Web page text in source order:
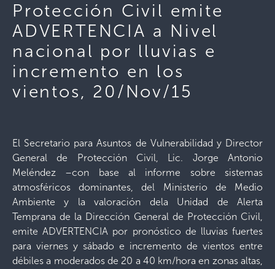
Protección Civil emite
ADVERTENCIA a Nivel
nacional por lluvias e
incremento en los
vientos, 20/Nov/15
El Secretario para Asuntos de Vulnerabilidad y Director
General de Protección Civil, Lic. Jorge Antonio
Meléndez –con base al informe sobre sistemas
atmosféricos dominantes, del Ministerio de Medio
Ambiente y la valoración dela Unidad de Alerta
Temprana de la Dirección General de Protección Civil,
emite ADVERTENCIA por pronóstico de lluvias fuertes
para viernes y sábado e incremento de vientos entre
débiles a moderados de 20 a 40 km/hora en zonas altas,